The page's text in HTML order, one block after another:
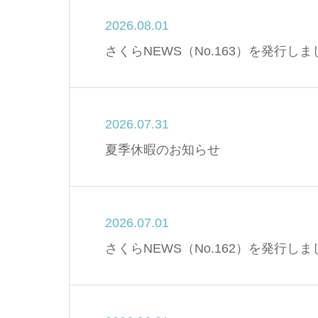
2026.08.01
さくらNEWS（No.163）を発行しま
2026.07.31
夏季休暇のお知らせ
2026.07.01
さくらNEWS（No.162）を発行しま